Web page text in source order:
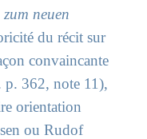
neuen
du récit sur
convaincante
p. 362, note 11),
orientation
ou Rudof